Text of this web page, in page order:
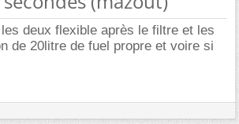
deux flexible après le filtre et les
de 20litre de fuel propre et voire si